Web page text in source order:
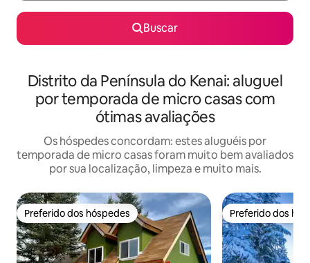
Buscar
Distrito da Península do Kenai: aluguel
por temporada de micro casas com
ótimas avaliações
Os hóspedes concordam: estes aluguéis por
temporada de micro casas foram muito bem avaliados
por sua localização, limpeza e muito mais.
Preferido dos hóspedes
Preferido dos hóspedes Preferido dos
Preferido dos